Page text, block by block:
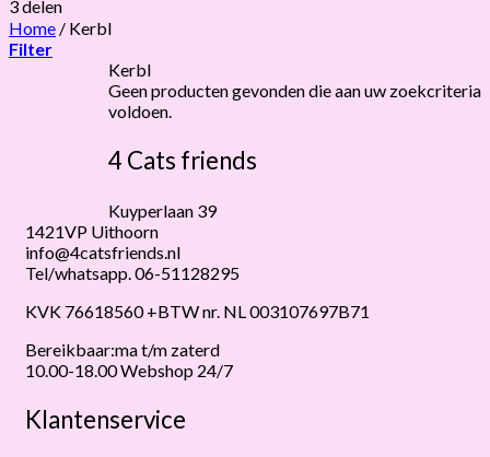
3 delen
Home / Kerbl
Filter
Kerbl
Geen producten gevonden die aan uw zoekcriteria
voldoen.
4 Cats friends
Kuyperlaan 39
1421VP Uithoorn
info@4catsfriends.nl
Tel/whatsapp. 06-51128295
KVK 76618560 +BTW nr. NL 003107697B71
Bereikbaar:ma t/m zaterd
10.00-18.00 Webshop 24/7
Klantenservice